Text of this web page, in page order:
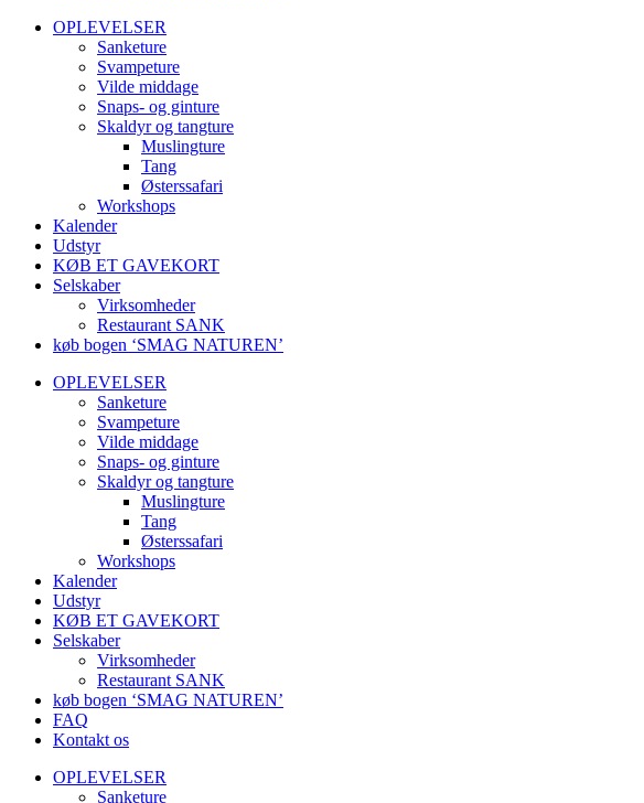
OPLEVELSER
Sanketure
Svampeture
Vilde middage
Snaps- og ginture
Skaldyr og tangture
Muslingture
Tang
Østerssafari
Workshops
Kalender
Udstyr
KØB ET GAVEKORT
Selskaber
Virksomheder
Restaurant SANK
køb bogen ‘SMAG NATUREN’
OPLEVELSER
Sanketure
Svampeture
Vilde middage
Snaps- og ginture
Skaldyr og tangture
Muslingture
Tang
Østerssafari
Workshops
Kalender
Udstyr
KØB ET GAVEKORT
Selskaber
Virksomheder
Restaurant SANK
køb bogen ‘SMAG NATUREN’
FAQ
Kontakt os
OPLEVELSER
Sanketure